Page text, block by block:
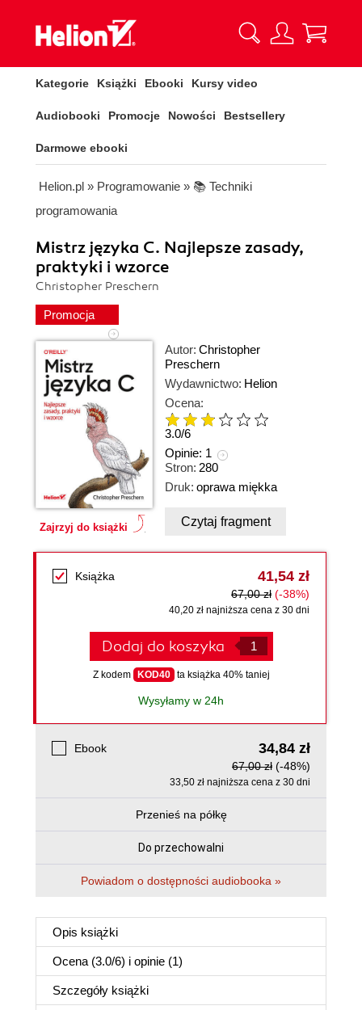
Kategorie Książki Ebooki Kursy video
Audiobooki Promocje Nowości Bestsellery
Darmowe ebooki
Helion.pl » Programowanie » 📚 Techniki
programowania
Mistrz języka C. Najlepsze zasady,
praktyki i wzorce
Christopher Preschern
Promocja
Zajrzyj do książki
Autor: Christopher
Preschern
Wydawnictwo: Helion
Ocena:
3.0/6
Opinie: 1
Stron: 280
Druk: oprawa miękka
Czytaj fragment
Książka 41,54 zł
67,00 zł (-38%)
40,20 zł najniższa cena z 30 dni
Dodaj do koszyka
Z kodem KOD40 ta książka 40% taniej
Wysyłamy w 24h
Ebook 34,84 zł
67,00 zł (-48%)
33,50 zł najniższa cena z 30 dni
Przenieś na półkę
Do przechowalni
Powiadom o dostępności audiobooka »
Opis książki
Ocena (3.0/6) i opinie (1)
Szczegóły książki